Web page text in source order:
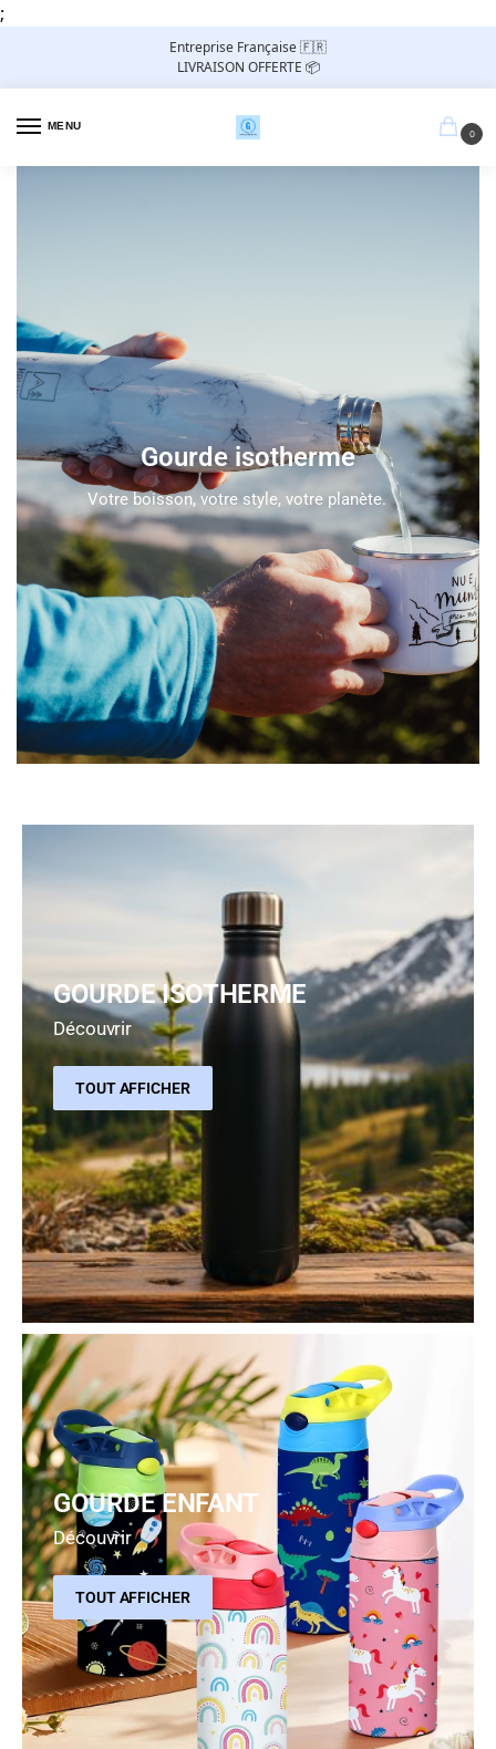
;
Entreprise Française 🇫🇷
LIVRAISON OFFERTE 📦
MENU
0
Gourde isotherme
Votre boisson, votre style, votre planète.
GOURDE ISOTHERME
Découvrir
TOUT AFFICHER
GOURDE ENFANT
Découvrir
TOUT AFFICHER